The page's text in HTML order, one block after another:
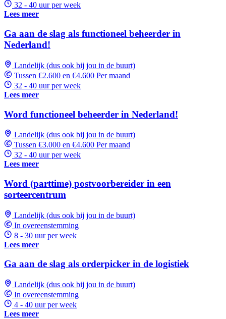
32 - 40 uur per week
Lees meer
Ga aan de slag als functioneel beheerder in
Nederland!
Landelijk (dus ook bij jou in de buurt)
Tussen €2.600 en €4.600 Per maand
32 - 40 uur per week
Lees meer
Word functioneel beheerder in Nederland!
Landelijk (dus ook bij jou in de buurt)
Tussen €3.000 en €4.600 Per maand
32 - 40 uur per week
Lees meer
Word (parttime) postvoorbereider in een
sorteercentrum
Landelijk (dus ook bij jou in de buurt)
In overeenstemming
8 - 30 uur per week
Lees meer
Ga aan de slag als orderpicker in de logistiek
Landelijk (dus ook bij jou in de buurt)
In overeenstemming
4 - 40 uur per week
Lees meer